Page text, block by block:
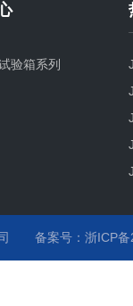
验箱系列
司 备案号：浙ICP